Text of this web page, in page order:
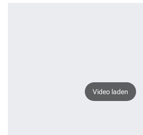
Video laden